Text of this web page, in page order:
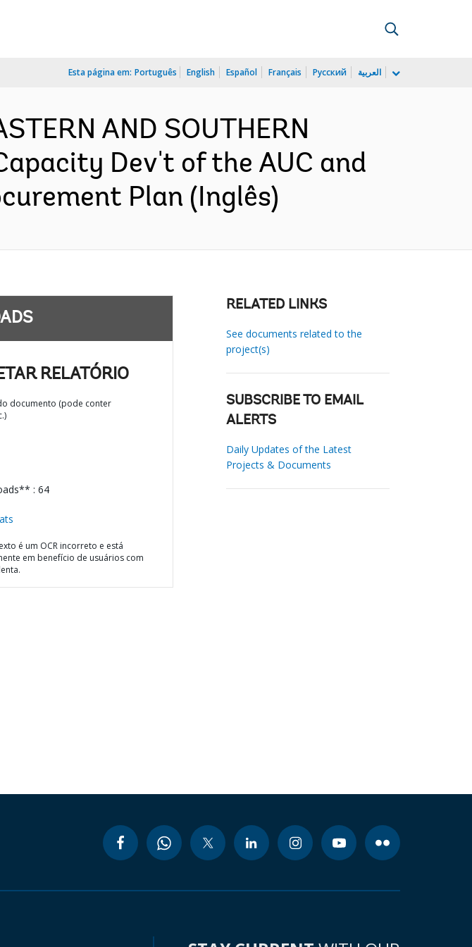
Esta página em: Português English Español Français Русский العربية
AND SOUTHERN
Dev't of the AUC and
Plan (Inglês)
RELATÓRIO
documento (pode conter
: 64
é um OCR incorreto e está
em benefício de usuários com
RELATED LINKS
See documents related to the
project(s)
SUBSCRIBE TO EMAIL
ALERTS
Daily Updates of the Latest
Projects & Documents